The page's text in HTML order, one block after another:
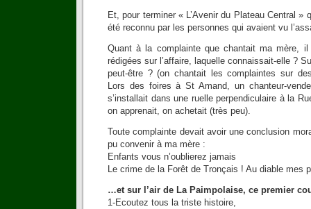
Et, pour terminer « L’Avenir du Plateau Central »
été reconnu par les personnes qui avaient vu
Quant à la complainte que chantait ma mère,
rédigées sur l’affaire, laquelle connaissait-elle ?
peut-être ? (on chantait les complaintes sur
Lors des foires à St Amand, un chanteur-
s’installait dans une ruelle perpendiculaire à la
on apprenait, on achetait (très peu).
Toute complainte devait avoir une conclusion
pu convenir à ma mère :
Enfants vous n’oublierez jamais
Le crime de la Forêt de Tronçais ! Au diable mes
…et sur l’air de La Paimpolaise, ce premier
1-Ecoutez tous la triste histoire,